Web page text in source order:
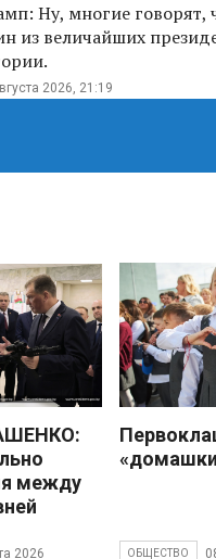
Ну, многие говорят,
из величайших
2026, 21:19
между
2026 ОБЩЕСТВО